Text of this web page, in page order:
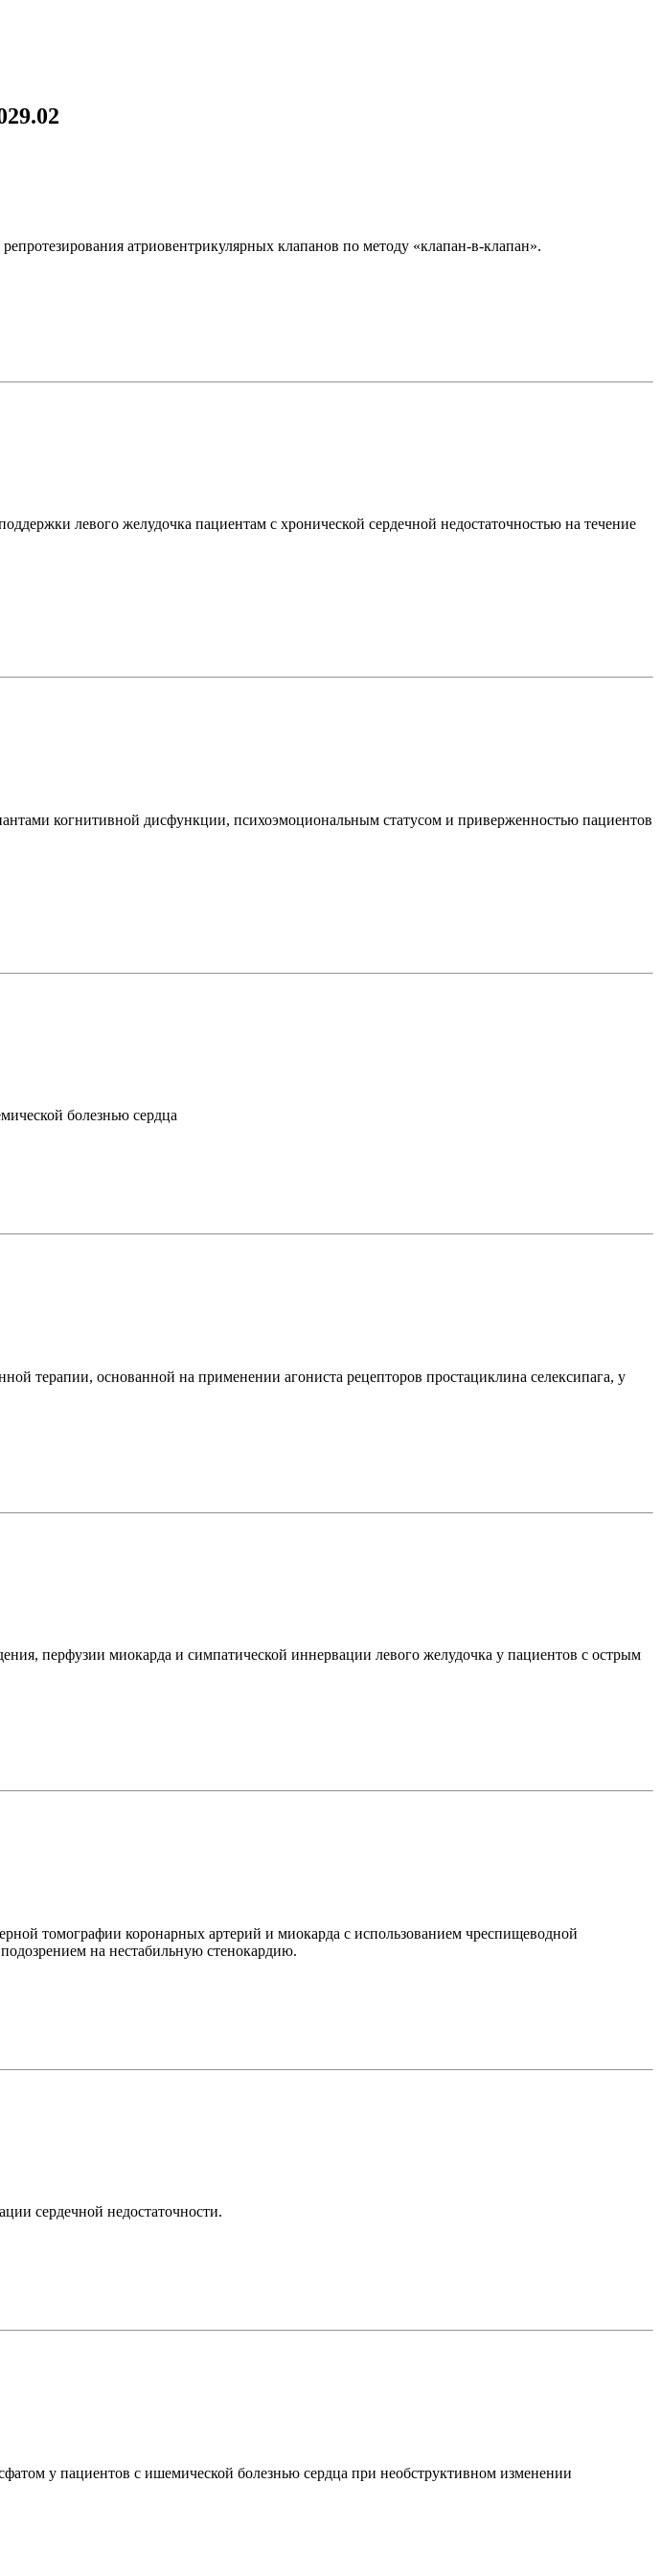
атриовентрикулярных клапанов по методу «клапан-в-клапан».
левого желудочка пациентам с хронической сердечной недостаточностью на течение
когнитивной дисфункции, психоэмоциональным статусом и приверженностью пациентов
болезнью сердца
терапии, основанной на применении агониста рецепторов простациклина селексипага, у
перфузии миокарда и симпатической иннервации левого желудочка у пациентов с острым
томографии коронарных артерий и миокарда с использованием чреспищеводной
на нестабильную стенокардию.
сердечной недостаточности.
у пациентов с ишемической болезнью сердца при необструктивном изменении